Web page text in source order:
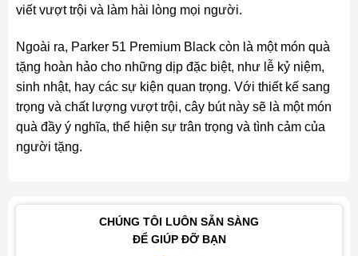
viết vượt trội và làm hài lòng mọi người.
Ngoài ra, Parker 51 Premium Black còn là một món quà
tặng hoàn hảo cho những dịp đặc biệt, như lễ kỷ niệm,
sinh nhật, hay các sự kiện quan trọng. Với thiết kế sang
trọng và chất lượng vượt trội, cây bút này sẽ là một món
quà đầy ý nghĩa, thể hiện sự trân trọng và tình cảm của
người tặng.
CHÚNG TÔI LUÔN SẴN SÀNG
ĐỂ GIÚP ĐỠ BẠN